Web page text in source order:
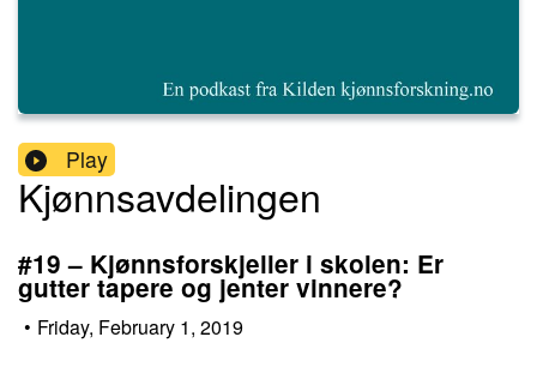
Play
Kjønnsavdelingen
#19 – Kjønnsforskjeller i skolen: Er
gutter tapere og jenter vinnere?
• Friday, February 1, 2019